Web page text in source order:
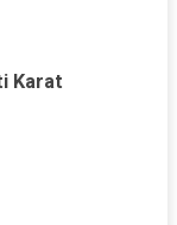
Karat